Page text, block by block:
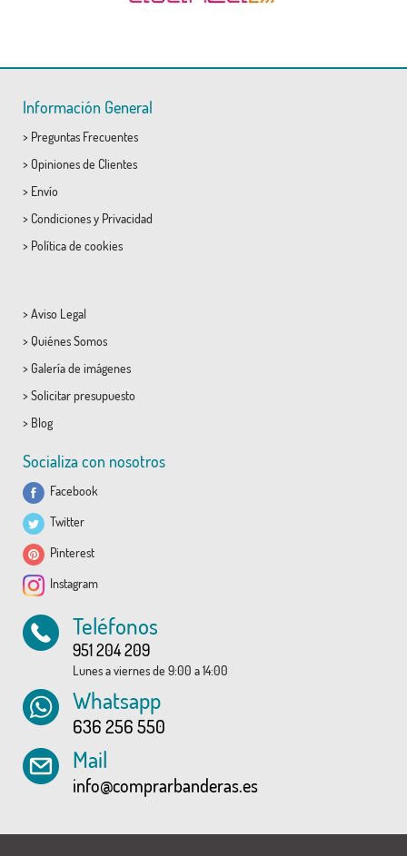
Información General
> Preguntas Frecuentes
> Opiniones de Clientes
> Envío
> Condicionesy Privacidad
> Política de cookies
> Aviso Legal
> Quiénes Somos
> Galería de imágenes
> Solicitar presupuesto
> Blog
Socializa con nosotros
Facebook
Twitter
Pinterest
Instagram
Teléfonos
951 204 209
Lunes a viernes de 9:00 a 14:00
Whatsapp
636 256 550
Mail
info@comprarbanderas.es